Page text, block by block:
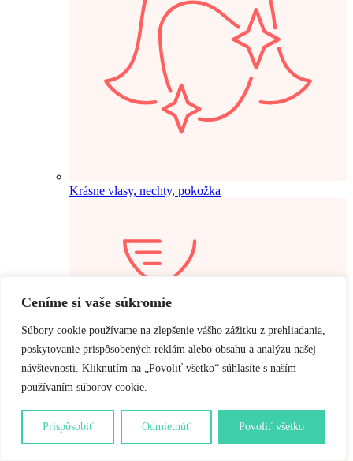
Ceníme si vaše súkromie
Súbory cookie používame na zlepšenie vášho zážitku z prehliadania,
poskytovanie prispôsobených reklám alebo obsahu a analýzu našej
návštevnosti. Kliknutím na „Povoliť všetko“ súhlasíte s naším
používaním súborov cookie.
Prispôsobiť Odmietnúť Povoliť všetko
Krásne vlasy, nechty, pokožka